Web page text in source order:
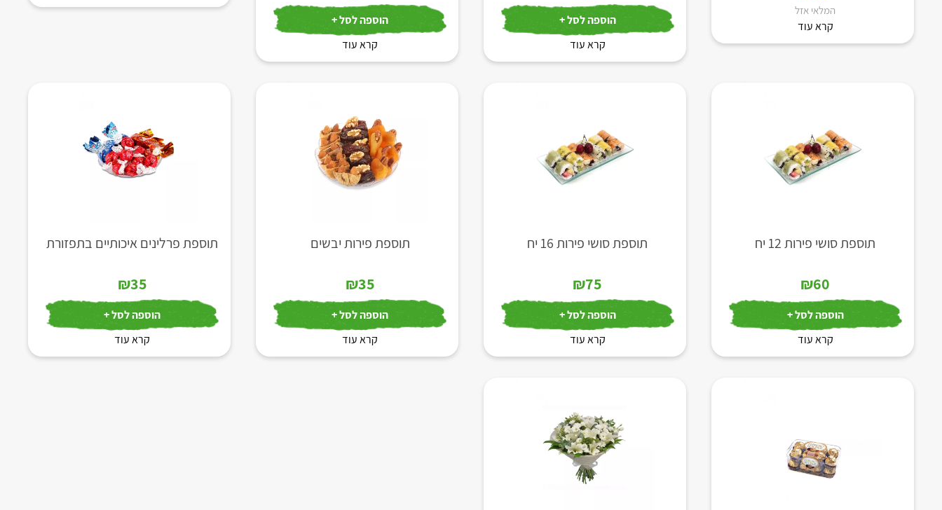
המלאי אזל
קרא עוד
הוספה לסל +
קרא עוד
הוספה לסל +
קרא עוד
תוספת סושי פירות 12 יח
₪60
הוספה לסל +
קרא עוד
תוספת סושי פירות 16 יח
₪75
הוספה לסל +
קרא עוד
תוספת פירות יבשים
₪35
הוספה לסל +
קרא עוד
תוספת פרלינים איכותיים בתפזורת
₪35
הוספה לסל +
קרא עוד